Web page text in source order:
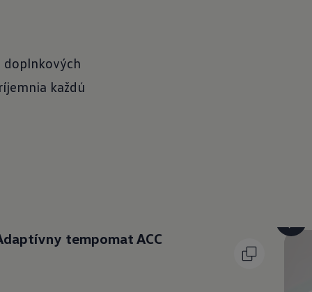
doplnkových
každú
tempomat ACC